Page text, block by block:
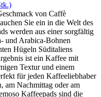
von Caffè
Sie ein in die Welt des
werden aus einer sorgfältig
und Arabica-Bohnen
Hügeln Süditaliens
ist ein Kaffee mit
Textur und einem
für jeden Kaffeeliebhaber
am Nachmittag oder am
Kaffeepads sind die